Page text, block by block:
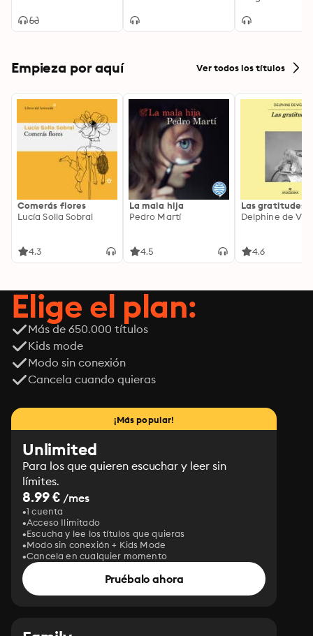
Empieza por aquí Ver todos los títulos
Comerás flores
Lucía Solla Sobral
4.3
La mala hija
Pedro Martí
4.5
Las gratitudes
Delphine de
4.6
Elige el plan:
Más de 650.000 títulos
Kids mode
Modo sin conexión
Cancela cuando quieras
¡Más popular!
Unlimited
Para los que quieren escuchar y leer sin
límites.
8.99 € /mes
1 cuenta
Acceso Ilimitado
Escucha y lee los títulos que quieras
Modo sin conexión + Kids Mode
Cancela en cualquier momento
Pruébalo ahora